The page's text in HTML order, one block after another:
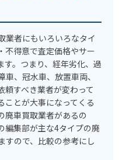
業者にもいろいろなタイ
不得意で査定価格やサー
す。つまり、経年劣化、過
、冠水車、放置車両、
頼すべき業者が変わって
ことが大事になってくる
廃車買取業者があるの
編集部が主な4タイプの廃
すので、比較の参考にし